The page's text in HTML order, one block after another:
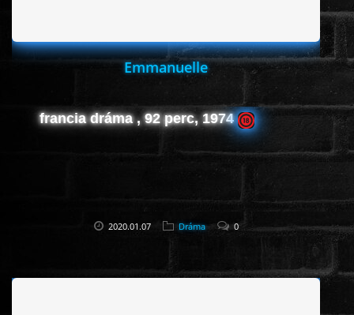
Emmanuelle
francia dráma , 92 perc, 1974
2020.01.07 Dráma 0